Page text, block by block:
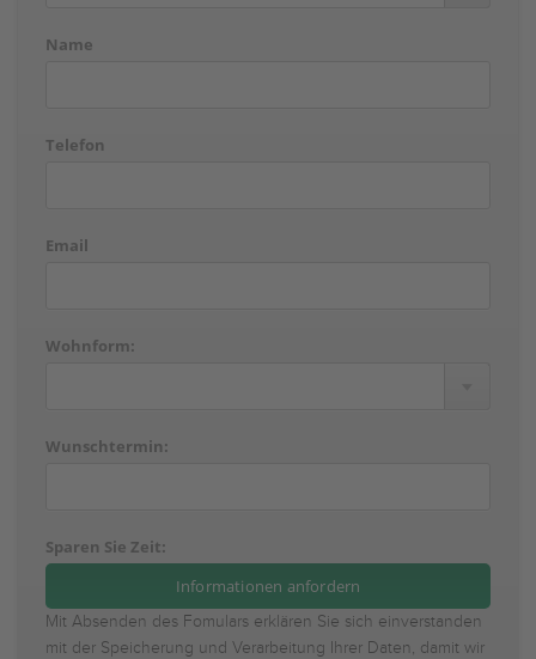
Name
Telefon
Email
Wohnform:
Wunschtermin:
Sparen Sie Zeit:
Mit Absenden des Fomulars erklären Sie sich einverstanden
mit der Speicherung und Verarbeitung Ihrer Daten, damit wir